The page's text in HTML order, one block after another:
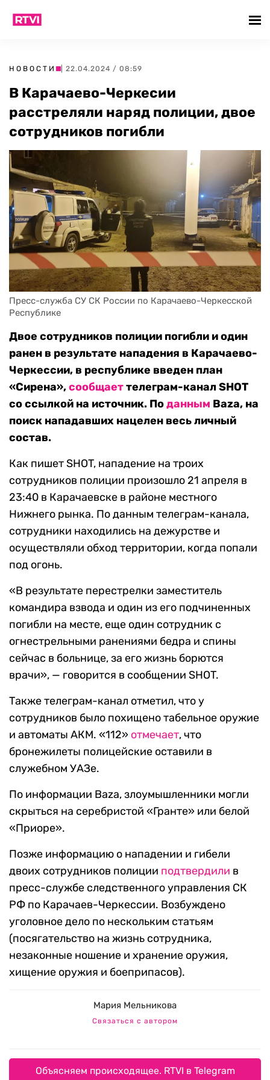
НОВОСТИ | 22.04.2024 / 08:59
В Карачаево-Черкесии
расстреляли наряд полиции, двое
сотрудников погибли
Пресс-служба СУ СК России по Карачаево-Черкесской
Республике
Двое сотрудников полиции погибли и один
ранен в результате нападения в Карачаево-
Черкессии, в республике введен план
«Сирена»,сообщаеттелеграм-канал SHOT
со ссылкой на источник. Поданным Baza, на
поиск нападавших нацелен весь личный
состав.
Как пишет SHOT, нападение на троих
сотрудников полиции произошло 21 апреля в
23:40 в Карачаевске в районе местного
Нижнего рынка. По данным телеграм-канала,
сотрудники находились на дежурстве и
осуществляли обход территории, когда попали
под огонь.
«В результате перестрелки заместитель
командира взвода и один из его подчиненных
погибли на месте, еще один сотрудник с
огнестрельными ранениями бедра и спины
сейчас в больнице, за его жизнь борются
врачи», — говорится в сообщении SHOT.
Также телеграм-канал отметил, что у
сотрудников было похищено табельное оружие
и автоматы АКМ. «112» отмечает, что
бронежилеты полицейские оставили в
служебном УАЗе.
По информации Baza, злоумышленники могли
скрыться на серебристой «Гранте» или белой
«Приоре».
Позже информацию о нападении и гибели
двоих сотрудников полиции подтвердили в
пресс-службе следственного управления СК
РФ по Карачаев-Черкессии. Возбуждено
уголовное дело по нескольким статьям
(посягательство на жизнь сотрудника,
незаконные ношение и хранение оружия,
хищение оружия и боеприпасов).
Мария Мельникова
Связаться с автором
Объясняем происходящее. RTVI в Telegram